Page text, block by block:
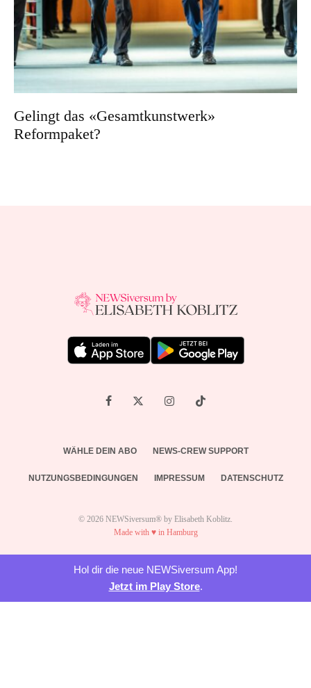
Gelingt das «Gesamtkunstwerk»
Reformpaket?
WÄHLE DEIN ABO NEWS-CREW SUPPORT
NUTZUNGSBEDINGUNGEN IMPRESSUM DATENSCHUTZ
© 2026 NEWSiversum® by Elisabeth Koblitz.
Made with ♥ in Hamburg
Hol dir die neue NEWSiversum App!
Jetzt im Play Store.